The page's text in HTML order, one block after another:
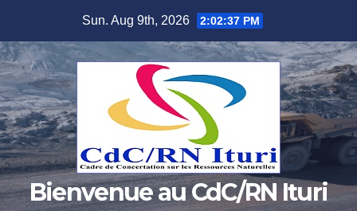
content
Sun. Aug 9th, 2026 2:02:38 PM
Bienvenue au CdC/RN Ituri